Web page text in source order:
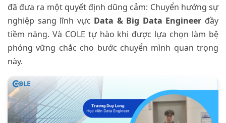
đã đưa ra một quyết định dũng cảm: Chuyển hướng sự
nghiệp sang lĩnh vực Data & Big Data Engineer đầy
tiềm năng. Và COLE tự hào khi được lựa chọn làm bệ
phóng vững chắc cho bước chuyển mình quan trọng
này.